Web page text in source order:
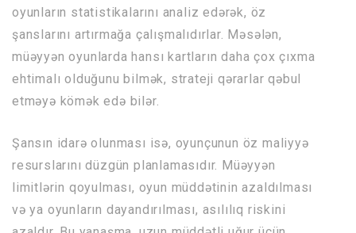
oyunların statistikalarını analiz edərək, öz
şanslarını artırmağa çalışmalıdırlar. Məsələn,
müəyyən oyunlarda hansı kartların daha çox çıxma
ehtimalı olduğunu bilmək, strateji qərarlar qəbul
etməyə kömək edə bilər.
Şansın idarə olunması isə, oyunçunun öz maliyyə
resurslarını düzgün planlamasıdır. Müəyyən
limitlərin qoyulması, oyun müddətinin azaldılması
və ya oyunların dayandırılması, asılılıq riskini